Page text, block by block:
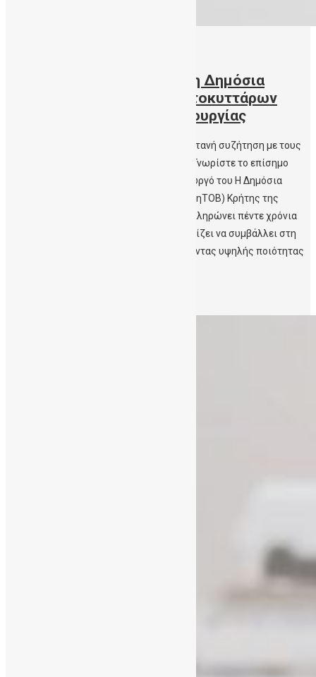
Πάνω από 3000 δωρεές στη Δημόσια
Τράπεζα Ομφαλικών Βλαστοκυττάρων
Κρήτης στα πέντε έτη λειτουργίας
Ανοιχτή διαδικτυακή Ενημέρωση και ζωντανή συζήτηση με τους
μελλοντικούς γονείς και το ευρύ κοινό – Γνωρίστε το επίσημο
τραγούδι της ΔηΤΟΒ Κρήτης και τη δημιουργό του H Δημόσια
Τράπεζα Ομφαλικών Βλαστοκυττάρων (ΔηΤΟΒ) Κρήτης της
Αιματολογικής Κλινικής του ΠΑΓΝΗ, συμπληρώνει πέντε χρόνια
λειτουργίας. Σταθερή στο έργο της, συνεχίζει να συμβάλλει στη
διασφάλιση της Δημόσιας Υγείας παρέχοντας υψηλής ποιότητας